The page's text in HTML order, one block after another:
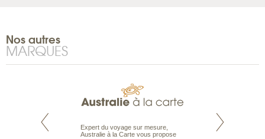
Nos autres
MARQUES
est le spécialiste
Expert du voyage sur mesure,
Australie à la Carte vous propose
Parce qu’ils sont